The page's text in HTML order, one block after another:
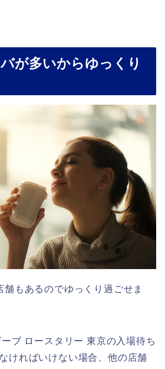
が多いからゆっくり
もあるのでゆっくり過ごせま
ブ ロースタリー 東京の入場待ち
ければいけない場合、他の店舗